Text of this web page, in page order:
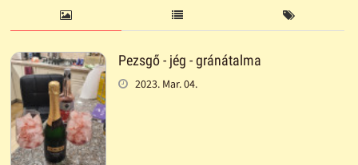
Pezsgő - jég - gránátalma
2023. Mar. 04.